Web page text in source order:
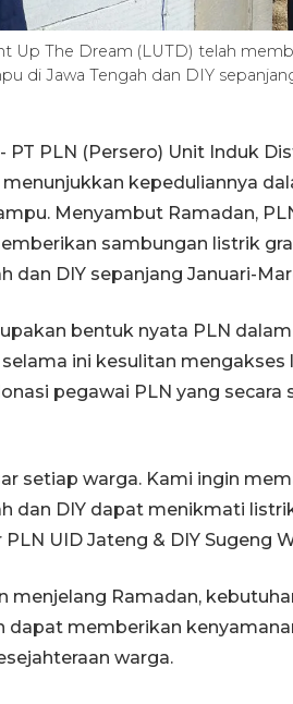
Up The Dream (LUTD) telah
di Jawa Tengah dan DIY
PT PLN (Persero) Unit Induk
menunjukkan kepeduliannya
Menyambut Ramadan,
sambungan listrik
dan DIY sepanjang Januari-
bentuk nyata PLN
ini kesulitan mengakses
pegawai PLN yang
setiap warga. Kami ingin
dan DIY dapat menikmati
UID Jateng & DIY Sugeng
menjelang Ramadan,
dapat memberikan
warga.